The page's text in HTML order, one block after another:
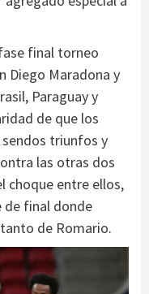
final torneo
Diego Maradona y
Paraguay y
de que los
triunfos y
las otras dos
choque entre ellos,
de final donde
de Romario.